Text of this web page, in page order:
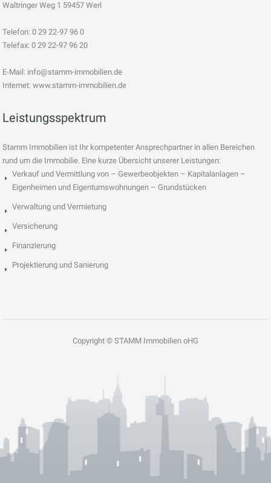
Waltringer Weg 1 59457 Werl
Telefon: 0 29 22-97 96 0
Telefax: 0 29 22-97 96 20
E-Mail: info@stamm-immobilien.de
Internet: www.stamm-immobilien.de
Leistungsspektrum
Stamm Immobilien ist Ihr kompetenter Ansprechpartner in allen Bereichen
rund um die Immobilie. Eine kurze Übersicht unserer Leistungen:
Verkauf und Vermittlung von – Gewerbeobjekten – Kapitalanlagen –
Eigenheimen und Eigentumswohnungen – Grundstücken
Verwaltung und Vermietung
Versicherung
Finanzierung
Projektierung und Sanierung
Copyright © STAMM Immobilien oHG